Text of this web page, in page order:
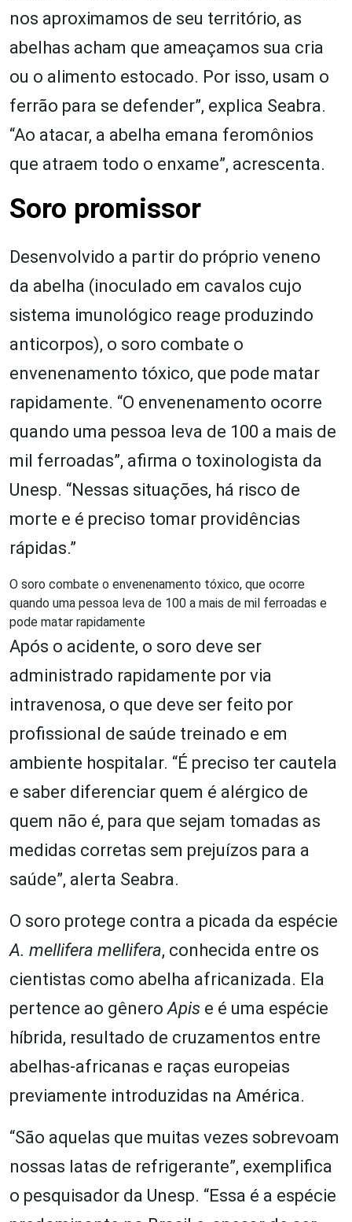
nos aproximamos de seu território, as
abelhas acham que ameaçamos sua cria
ou o alimento estocado. Por isso, usam o
ferrão para se defender”, explica Seabra.
“Ao atacar, a abelha emana feromônios
que atraem todo o enxame”, acrescenta.
Soro promissor
Desenvolvido a partir do próprio veneno
da abelha (inoculado em cavalos cujo
sistema imunológico reage produzindo
anticorpos), o soro combate o
envenenamento tóxico, que pode matar
rapidamente. “O envenenamento ocorre
quando uma pessoa leva de 100 a mais de
mil ferroadas”, afirma o toxinologista da
Unesp. “Nessas situações, há risco de
morte e é preciso tomar providências
rápidas.”
O soro combate o envenenamento tóxico, que ocorre
quando uma pessoa leva de 100 a mais de mil ferroadas e
pode matar rapidamente
Após o acidente, o soro deve ser
administrado rapidamente por via
intravenosa, o que deve ser feito por
profissional de saúde treinado e em
ambiente hospitalar. “É preciso ter cautela
e saber diferenciar quem é alérgico de
quem não é, para que sejam tomadas as
medidas corretas sem prejuízos para a
saúde”, alerta Seabra.
O soro protege contra a picada da espécie
A. mellifera mellifera, conhecida entre os
cientistas como abelha africanizada. Ela
pertence ao gêneroApis e é uma espécie
híbrida, resultado de cruzamentos entre
abelhas-africanas e raças europeias
previamente introduzidas na América.
“São aquelas que muitas vezes sobrevoam
nossas latas de refrigerante”, exemplifica
o pesquisador da Unesp. “Essa é a espécie